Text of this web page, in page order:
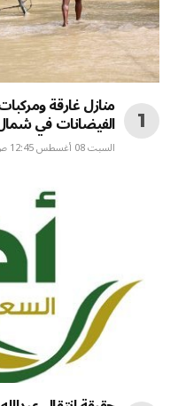
الفيضانات في
السبت 08 أغسطس 12:45 ص